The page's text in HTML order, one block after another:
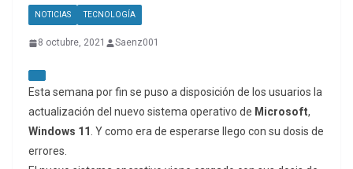
NOTICIAS TECNOLOGÍA
8 octubre, 2021 Saenz001
Esta semana por fin se puso a disposición de los usuarios la
actualización del nuevo sistema operativo de Microsoft,
Windows 11 . Y como era de esperarse llego con su dosis de
errores.